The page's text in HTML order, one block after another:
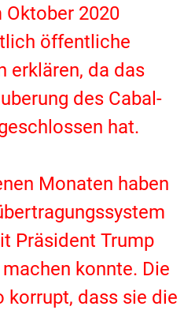
Oktober 2020
öffentliche
erklären, da das
des Cabal-
hat.
Monaten haben
Präsident Trump
konnte. Die
korrupt, dass sie die